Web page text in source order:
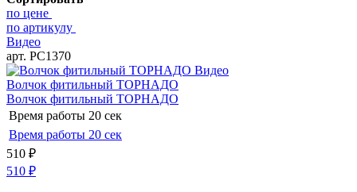
по цене
по артикулу
Видео
арт. РС1370
Видео
Волчок фитильный ТОРНАДО
Волчок фитильный ТОРНАДО
Время работы 20 сек
Время работы 20 сек
510 ₽
510 ₽